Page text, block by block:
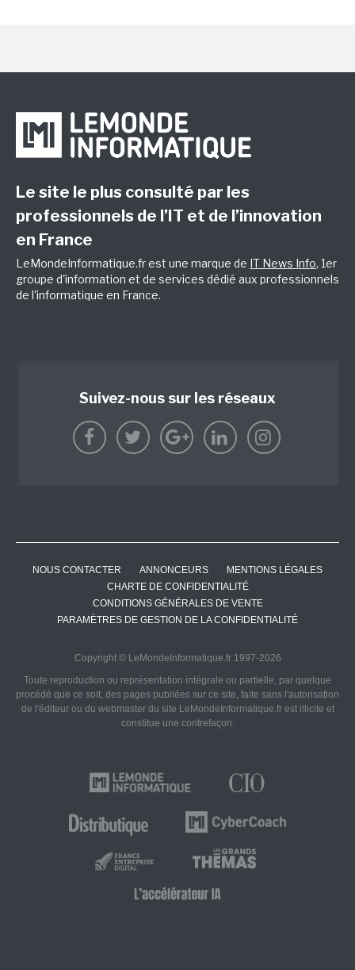
Le site le plus consulté par les
professionnels de l’IT et de l’innovation
en France
LeMondeInformatique.fr est une marque de IT News Info, 1er
groupe d'information et de services dédié aux professionnels
de l'informatique en France.
Suivez-nous sur les réseaux
NOUS CONTACTER ANNONCEURS
MENTIONS LÉGALES
CHARTE DE CONFIDENTIALITÉ
CONDITIONS GÉNÉRALES DE VENTE
PARAMÈTRES DE GESTION DE LA CONFIDENTIALITÉ
Copyright © LeMondeInformatique.fr 1997-2026
Toute reproduction ou représentation intégrale ou partielle, par quelque
procédé que ce soit, des pages publiées sur ce site, faite sans l'autorisation
de l'éditeur ou du webmaster du site LeMondeInformatique.fr est illicite et
constitue une contrefaçon.